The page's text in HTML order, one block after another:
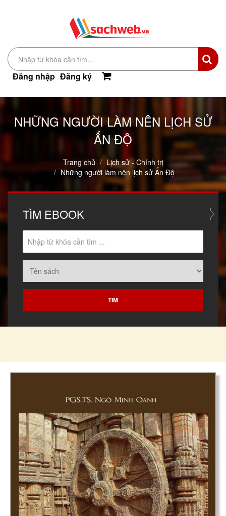
Đăng nhập Đăng ký
NHỮNG NGƯỜI LÀM NÊN LỊCH SỬ
ẤN ĐỘ
Trang chủ
Lịch sử - Chính trị
Những người làm nên lịch sử Ấn Độ
TÌM EBOOK